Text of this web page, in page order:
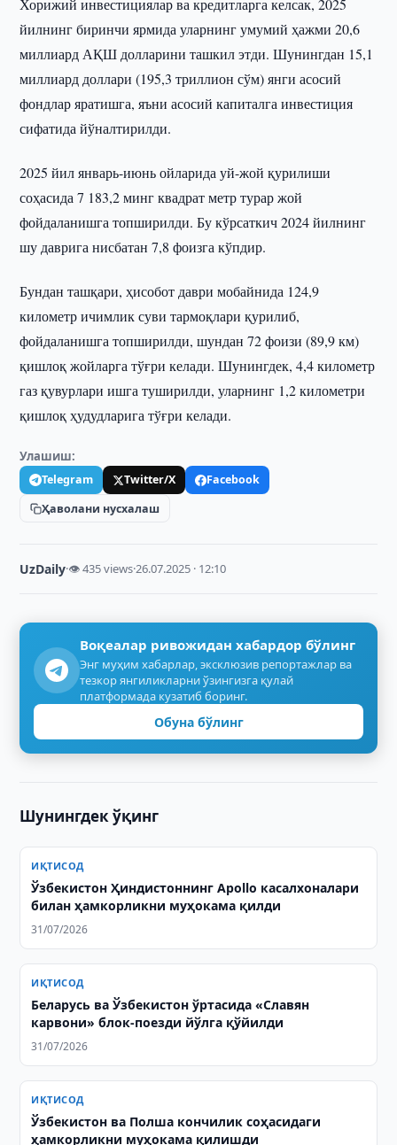
Хорижий инвестициялар ва кредитларга келсак, 2025
йилнинг биринчи ярмида уларнинг умумий ҳажми 20,6
миллиард АҚШ долларини ташкил этди. Шунингдан 15,1
миллиард доллари (195,3 триллион сўм) янги асосий
фондлар яратишга, яъни асосий капиталга инвестиция
сифатида йўналтирилди.
2025 йил январь-июнь ойларида уй-жой қурилиши
соҳасида 7 183,2 минг квадрат метр турар жой
фойдаланишга топширилди. Бу кўрсаткич 2024 йилнинг
шу даврига нисбатан 7,8 фоизга кўпдир.
Бундан ташқари, ҳисобот даври мобайнида 124,9
километр ичимлик суви тармоқлари қурилиб,
фойдаланишга топширилди, шундан 72 фоизи (89,9 км)
қишлоқ жойларга тўғри келади. Шунингдек, 4,4 километр
газ қувурлари ишга туширилди, уларнинг 1,2 километри
қишлоқ ҳудудларига тўғри келади.
Улашиш:
Telegram Twitter/X
Facebook
Ҳаволани нусхалаш
UzDaily·👁 435 views·26.07.2025 · 12:10
Воқеалар ривожидан хабардор бўлинг
Энг муҳим хабарлар, эксклюзив репортажлар ва
тезкор янгиликларни ўзингизга қулай
платформада кузатиб боринг.
Обуна бўлинг
Шунингдек ўқинг
ИҚТИСОД
Ўзбекистон Ҳиндистоннинг Apollo касалхоналари
билан ҳамкорликни муҳокама қилди
31/07/2026
ИҚТИСОД
Беларусь ва Ўзбекистон ўртасида «Славян
карвони» блок-поезди йўлга қўйилди
31/07/2026
ИҚТИСОД
Ўзбекистон ва Полша кончилик соҳасидаги
ҳамкорликни муҳокама қилишди